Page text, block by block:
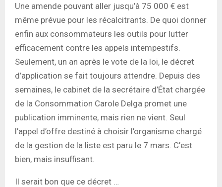
Une amende pouvant aller jusqu’à 75 000 € est
même prévue pour les récalcitrants. De quoi donner
enfin aux consommateurs les outils pour lutter
efficacement contre les appels intempestifs.
Seulement, un an après le vote de la loi, le décret
d’application se fait toujours attendre. Depuis des
semaines, le cabinet de la secrétaire d’État chargée
de la Consommation Carole Delga promet une
publication imminente, mais rien ne vient. Seul
l’appel d’offre destiné à choisir l’organisme chargé
de la gestion de la liste est paru le 7 mars. C’est
bien, mais insuffisant.
Il serait bon que ce décret …